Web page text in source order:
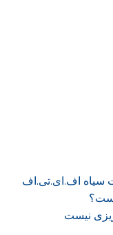
سیاه اف.ای.تی.اف
نیست